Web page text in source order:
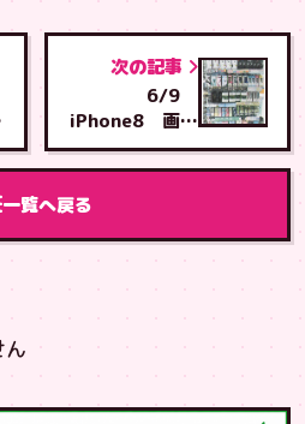
一覧へ戻る
次の記事
6/9
iPhone8 画面
交換 糸満店へ
ご来店
ん